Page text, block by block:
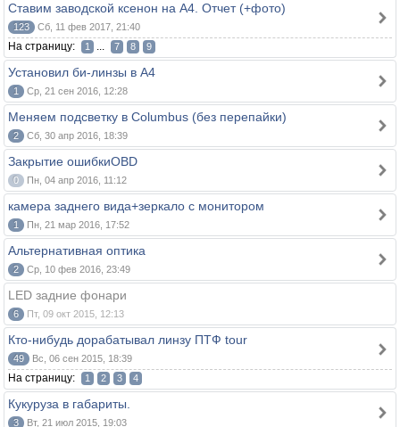
Ставим заводской ксенон на A4. Отчет (+фото)
123 Сб, 11 фев 2017, 21:40
На страницу: 1 ... 7 8 9
Установил би-линзы в А4
1 Ср, 21 сен 2016, 12:28
Меняем подсветку в Columbus (без перепайки)
2 Сб, 30 апр 2016, 18:39
Закрытие ошибкиOBD
0 Пн, 04 апр 2016, 11:12
камера заднего вида+зеркало с монитором
1 Пн, 21 мар 2016, 17:52
Альтернативная оптика
2 Ср, 10 фев 2016, 23:49
LED задние фонари
6 Пт, 09 окт 2015, 12:13
Кто-нибудь дорабатывал линзу ПТФ tour
49 Вс, 06 сен 2015, 18:39
На страницу: 1 2 3 4
Кукуруза в габариты.
3 Вт, 21 июл 2015, 19:03